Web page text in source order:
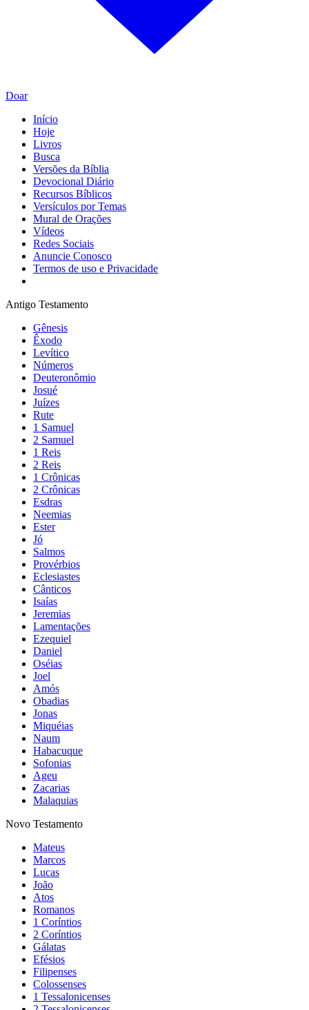
Doar
Início
Hoje
Livros
Busca
Versões da Bíblia
Devocional Diário
Recursos Bíblicos
Versículos por Temas
Mural de Orações
Vídeos
Redes Sociais
Anuncie Conosco
Termos de uso e Privacidade
Antigo Testamento
Gênesis
Êxodo
Levítico
Números
Deuteronômio
Josué
Juízes
Rute
1 Samuel
2 Samuel
1 Reis
2 Reis
1 Crônicas
2 Crônicas
Esdras
Neemias
Ester
Jó
Salmos
Provérbios
Eclesiastes
Cânticos
Isaías
Jeremias
Lamentações
Ezequiel
Daniel
Oséias
Joel
Amós
Obadias
Jonas
Miquéias
Naum
Habacuque
Sofonias
Ageu
Zacarias
Malaquias
Novo Testamento
Mateus
Marcos
Lucas
João
Atos
Romanos
1 Coríntios
2 Coríntios
Gálatas
Efésios
Filipenses
Colossenses
1 Tessalonicenses